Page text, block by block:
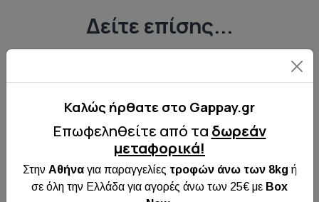
Δείτε επίσης...
Καλώς ήρθατε στo Gappay.gr
Επωφεληθείτε από τα δωρεάν
μεταφορικά!
Στην Αθήνα για παραγγελίες τροφών άνω των 8kg ή
σε όλη την Ελλάδα για αγορές άνω των 25€ με Box